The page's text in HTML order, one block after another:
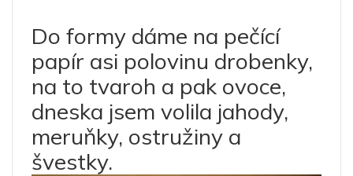
Do formy dáme na pečící
papír asi polovinu drobenky,
na to tvaroh a pak ovoce,
dneska jsem volila jahody,
meruňky, ostružiny a
švestky.